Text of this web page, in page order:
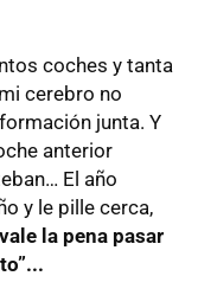
coches y tanta
cerebro no
junta. Y
anterior
El año
y le pille cerca,
vale la pena pasar